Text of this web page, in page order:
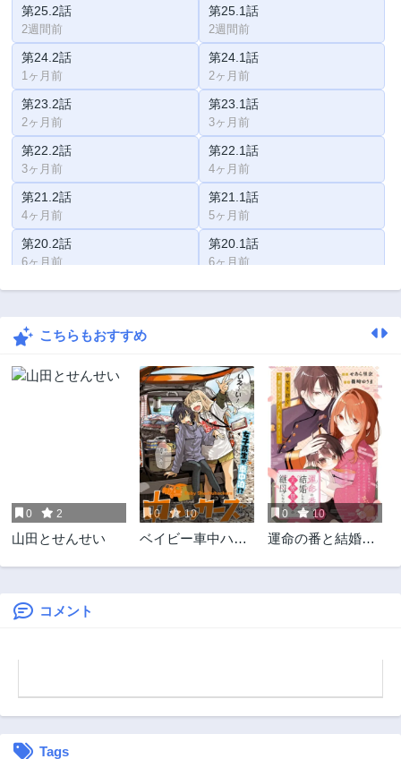
第25.2話
2週間前
第25.1話
2週間前
第24.2話
1ヶ月前
第24.1話
2ヶ月前
第23.2話
2ヶ月前
第23.1話
3ヶ月前
第22.2話
3ヶ月前
第22.1話
4ヶ月前
第21.2話
4ヶ月前
第21.1話
5ヶ月前
第20.2話
6ヶ月前
第20.1話
6ヶ月前
第19.2話 第19.1話
第18.2話
第17.2話 第17.1話
10ヶ月前
第16.1話
11ヶ月前
第15.1話
1年前
第14.2話
1年前
第14.1話
1年前
第13.2話 第13.1話
第12.2話
第9話
こちらもおすすめ
0 2
山田とせんせい
0 10
ベイビー車中ハッ
0 10
運命の番と結婚し
コメント
Tags